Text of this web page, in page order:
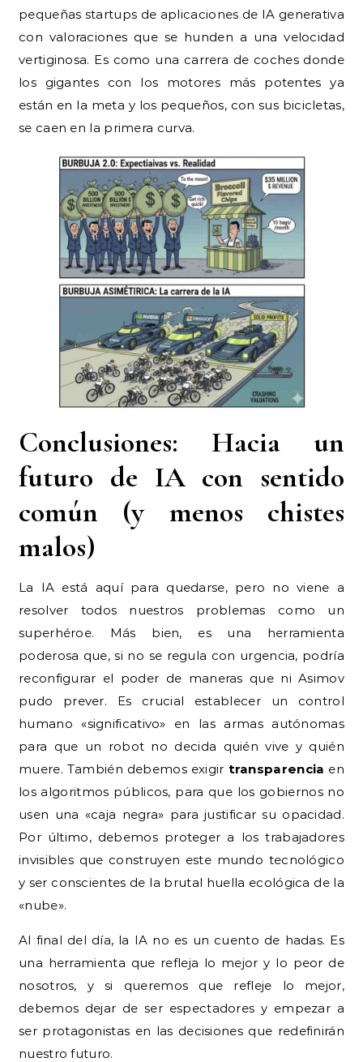
pequeñas startups de aplicaciones de IA generativa
con valoraciones que se hunden a una velocidad
vertiginosa. Es como una carrera de coches donde
los gigantes con los motores más potentes ya
están en la meta y los pequeños, con sus bicicletas,
se caen en la primera curva.
Conclusiones: Hacia un
futuro de IA con sentido
común (y menos chistes
malos)
La IA está aquí para quedarse, pero no viene a
resolver todos nuestros problemas como un
superhéroe. Más bien, es una herramienta
poderosa que, si no se regula con urgencia, podría
reconfigurar el poder de maneras que ni Asimov
pudo prever. Es crucial establecer un control
humano «significativo» en las armas autónomas
para que un robot no decida quién vive y quién
muere. También debemos exigir transparencia en
los algoritmos públicos, para que los gobiernos no
usen una «caja negra» para justificar su opacidad.
Por último, debemos proteger a los trabajadores
invisibles que construyen este mundo tecnológico
y ser conscientes de la brutal huella ecológica de la
«nube».
Al final del día, la IA no es un cuento de hadas. Es
una herramienta que refleja lo mejor y lo peor de
nosotros, y si queremos que refleje lo mejor,
debemos dejar de ser espectadores y empezar a
ser protagonistas en las decisiones que redefinirán
nuestro futuro.